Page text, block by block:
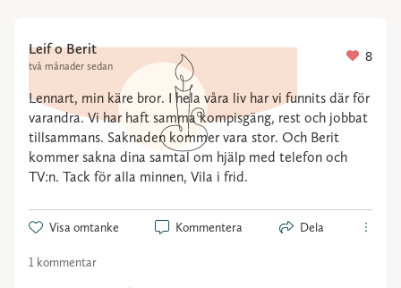
Leif o Berit
två månader sedan
8
Lennart, min käre bror. I hela våra liv har vi funnits där för
varandra. Vi har haft samma kompisgäng, rest och jobbat
tillsammans. Saknaden kommer vara stor. Och Berit
kommer sakna dina samtal om hjälp med telefon och
TV:n. Tack för alla minnen, Vila i frid.
Visa omtanke Kommentera Dela
1 kommentar